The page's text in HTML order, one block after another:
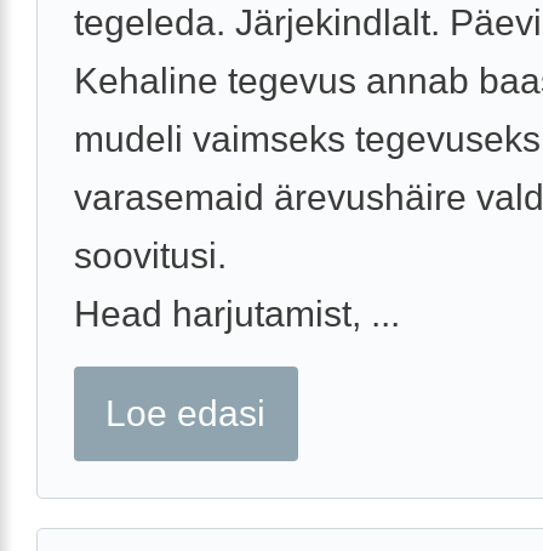
tegeleda. Järjekindlalt.
Kehaline tegevus annab
mudeli vaimseks
varasemaid ärevushäire
soovitusi.
Head harjutamist, ...
Loe edasi